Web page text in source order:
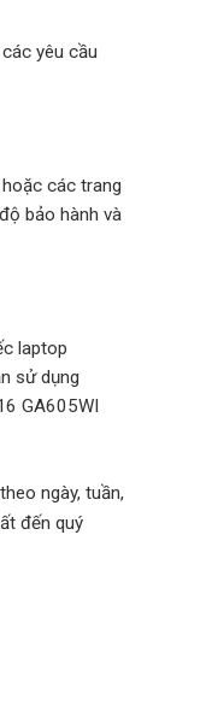
yêu cầu
các trang
bảo hành và
laptop
sử dụng
GA605WI
ngày, tuần,
đến quý